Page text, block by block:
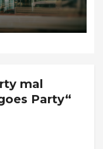
mal
Party“